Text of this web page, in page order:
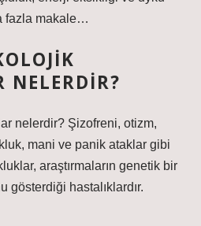
fazla makale…
NELERDIR?
nelerdir? Şizofreni, otizm,
mani ve panik ataklar gibi
araştırmaların genetik bir
gösterdiği hastalıklardır.